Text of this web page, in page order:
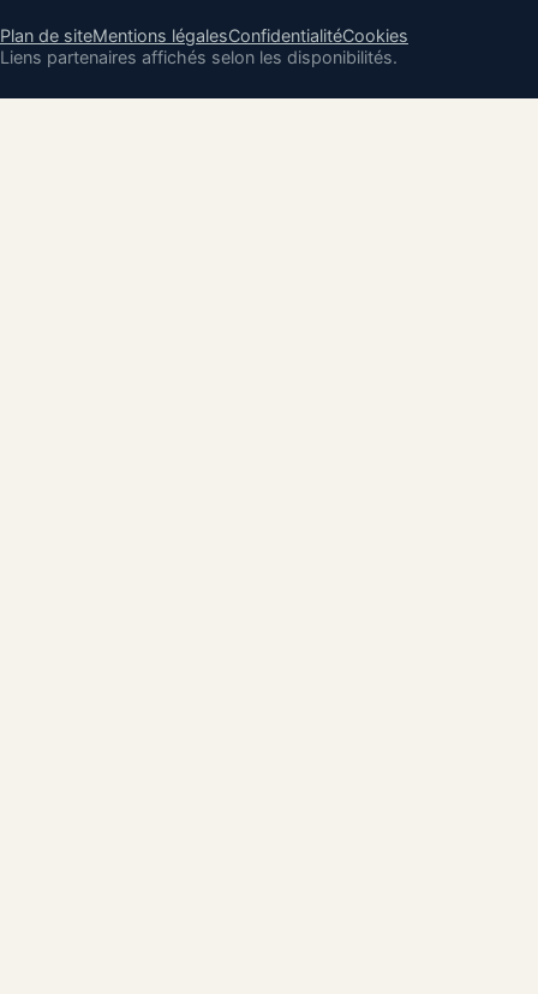
Plan de siteMentions légalesConfidentialitéCookies
Liens partenaires affichés selon les disponibilités.